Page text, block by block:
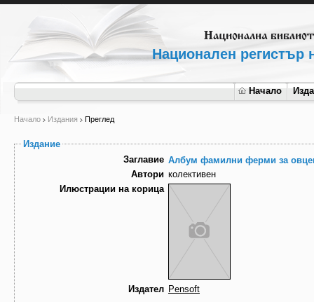
Национален регистър
Начало
Начало Издания Преглед
Издание
Заглавие Албум фамилни ферми за
Автори колективен
Илюстрации на корица
Издател Pensoft